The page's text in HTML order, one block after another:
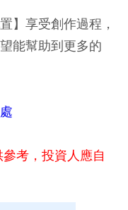
】享受創作過程，
能幫助到更多的
考，投資人應自